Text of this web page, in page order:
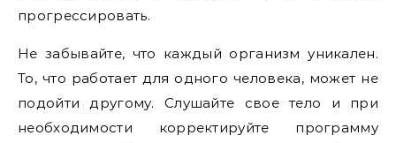
прогрессировать.
Не забывайте, что каждый организм уникален.
То, что работает для одного человека, может не
подойти другому. Слушайте свое тело и при
необходимости корректируйте программу